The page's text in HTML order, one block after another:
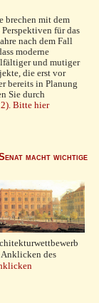
brechen mit dem
für das
nach dem Fall
moderne
und mutiger
die erst vor
bereits in Planung
Sie durch
Bitte hier
macht wichtige
des